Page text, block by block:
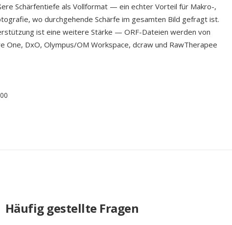
Schärfentiefe als Vollformat — ein echter Vorteil für Makro-,
wo durchgehende Schärfe im gesamten Bild gefragt ist.
ist eine weitere Stärke — ORF-Dateien werden von
One, DxO, Olympus/OM Workspace, dcraw und RawTherapee
Häufig gestellte Fragen